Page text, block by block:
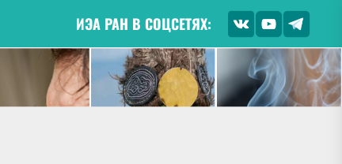
ИЭА РАН В СОЦСЕТЯХ: